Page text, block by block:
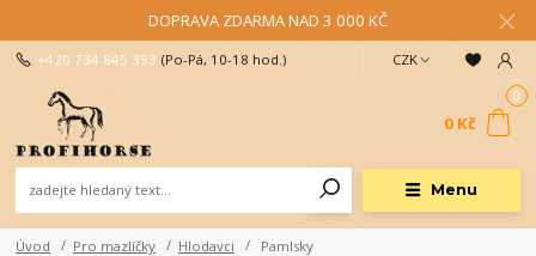
DOPRAVA ZDARMA NAD 3 000 KČ
Menu
CZK
+420 734 845 393 (Po-Pá, 10-18 hod.)
0
0 Kč
Úvod Pro mazlíčky Hlodavci Pamlsky